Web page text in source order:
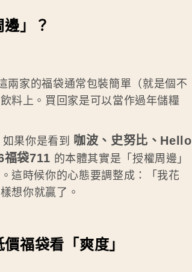
」？
兩家的福袋通常包裝簡單（就是個不
料上。買回家是可以當作過年儲糧
如果你是看到 咖波、史努比、Hello
福袋711 的本體其實是「授權周邊」
這時候你的心態要調整成：「我花
想你就贏了。
福袋看「爽度」